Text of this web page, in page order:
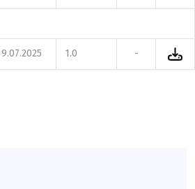
9.07.2025 1.0 -